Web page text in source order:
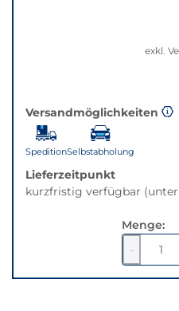
Alternative
gewünschten
Variante.
exkl.
Versandmöglichkeiten
SpeditionSelbstabholung
Lieferzeitpunkt
kurzfristig verfügbar (unter
Menge:
-
1